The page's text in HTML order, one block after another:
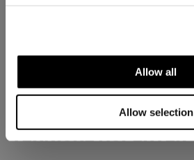
Allow all
Allow selection
TEKNISKE ASPEKTER